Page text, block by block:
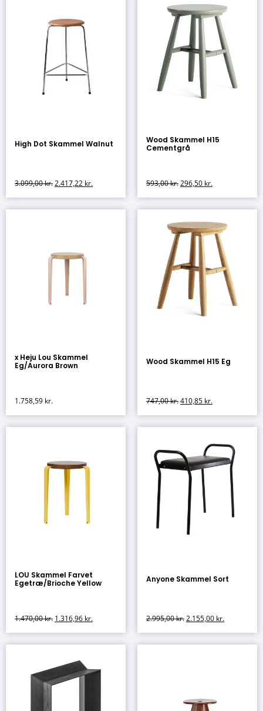
High Dot Skammel Walnut
3.099,00kr.2.417,22 kr.
Wood Skammel H15
Cementgrå
593,00kr.296,50 kr.
x Heju Lou Skammel
Eg/Aurora Brown
1.758,59 kr.
Wood Skammel H15 Eg
747,00kr.410,85 kr.
LOU Skammel Farvet
Egetræ/Brioche Yellow
1.470,00kr. 1.316,96 kr.
Anyone Skammel Sort
2.995,00kr.2.155,00 kr.